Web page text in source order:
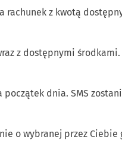
rachunek z kwotą
z dostępnymi
dnia. SMS
o wybranej przez Ciebie